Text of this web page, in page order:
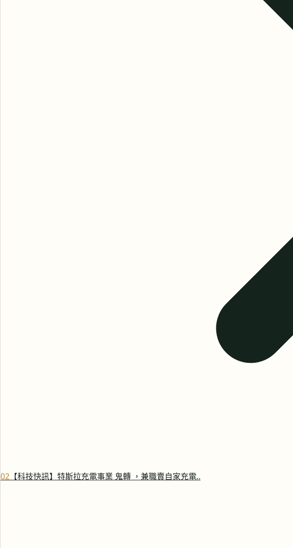
02 【科技快訊】特斯拉充電事業 鬼轉 ，兼職賣自家充電..